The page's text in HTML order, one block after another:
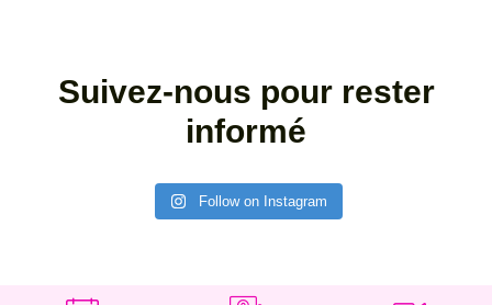
Suivez-nous pour rester
informé
Follow on Instagram